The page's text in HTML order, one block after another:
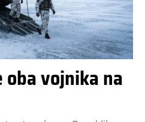
vojnika na